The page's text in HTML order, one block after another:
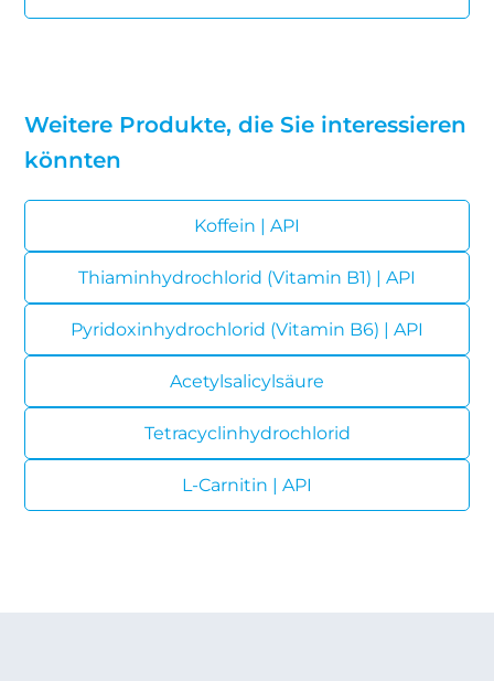
Weitere Produkte, die Sie interessieren
könnten
Koffein | API
Thiaminhydrochlorid (Vitamin B1) | API
Pyridoxinhydrochlorid (Vitamin B6) | API
Acetylsalicylsäure
Tetracyclinhydrochlorid
L-Carnitin | API